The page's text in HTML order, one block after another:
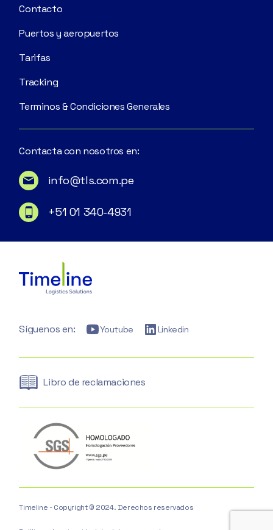
Contacto
Puertos y aeropuertos
Tarifas
Tracking
Terminos & Condiciones Generales
Contacta con nosotros en:
info@tls.com.pe
+51 01 340-4931
Síguenos en: Youtube Linkedin
Libro de reclamaciones
Timeline - Copyright © 2024. Derechos reservados